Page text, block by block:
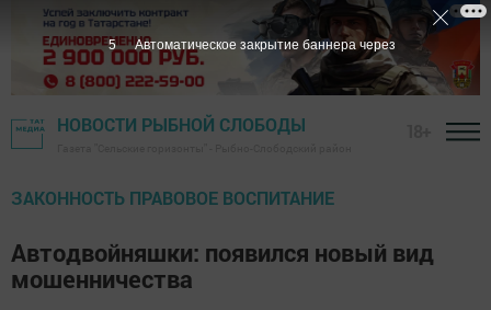
НОВОСТИ РЫБНОЙ СЛОБОДЫ
ЗАКОННОСТЬ ПРАВОВОЕ ВОСПИТАНИЕ
Автодвойняшки: появился новый вид
мошенничества
3 Автоматическое закрытие баннера через